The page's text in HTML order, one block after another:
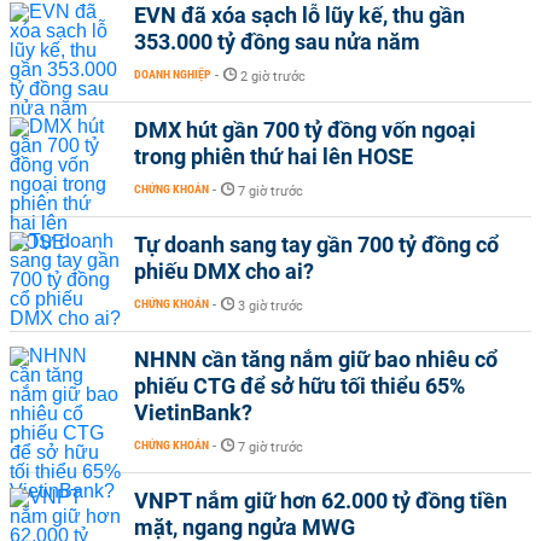
EVN đã xóa sạch lỗ lũy kế, thu gần
353.000 tỷ đồng sau nửa năm
DOANH NGHIỆP - 2 giờ trước
DMX hút gần 700 tỷ đồng vốn ngoại
trong phiên thứ hai lên HOSE
CHỨNG KHOÁN - 7 giờ trước
Tự doanh sang tay gần 700 tỷ đồng cổ
phiếu DMX cho ai?
CHỨNG KHOÁN - 3 giờ trước
NHNN cần tăng nắm giữ bao nhiêu cổ
phiếu CTG để sở hữu tối thiểu 65%
VietinBank?
CHỨNG KHOÁN - 7 giờ trước
VNPT nắm giữ hơn 62.000 tỷ đồng tiền
mặt, ngang ngửa MWG